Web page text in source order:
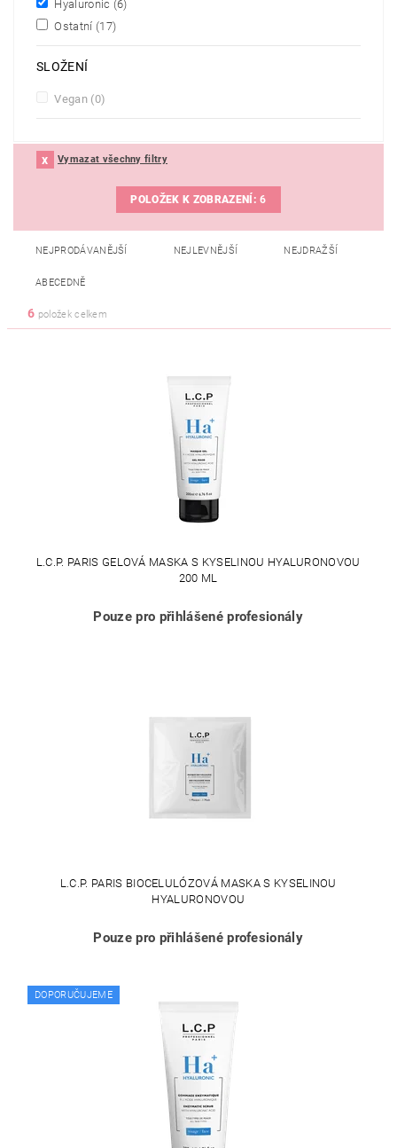
Hyaluronic (6)
Ostatní (17)
SLOŽENÍ
Vegan (0)
Vymazat všechny filtry
POLOŽEK K ZOBRAZENÍ:6
NEJPRODÁVANĚJŠÍ NEJLEVNĚJŠÍ NEJDRAŽŠÍ
ABECEDNĚ
6 položek celkem
L.C.P. PARIS GELOVÁ MASKA S KYSELINOU HYALURONOVOU
200 ML
Pouze pro přihlášené profesionály
L.C.P. PARIS BIOCELULÓZOVÁ MASKA S KYSELINOU
HYALURONOVOU
Pouze pro přihlášené profesionály
DOPORUČUJEME